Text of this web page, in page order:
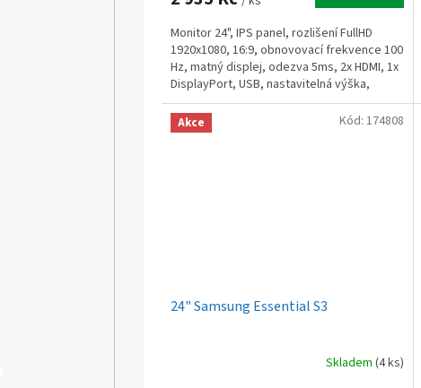
Monitor 24", IPS panel, rozlišení FullHD
1920x1080, 16:9, obnovovací frekvence 100
Hz, matný displej, odezva 5ms, 2x HDMI, 1x
DisplayPort, USB, nastavitelná výška,
PIVOT, VESA
Akce
24" Samsung Essential S3
Skladem (4 ks)
Kód: 174808